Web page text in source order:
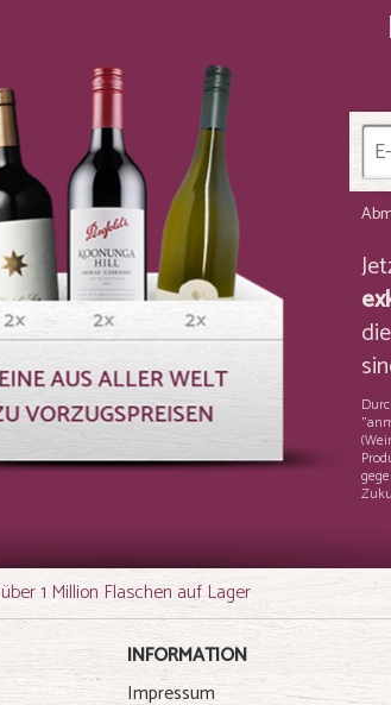
über 1 Million Flaschen auf Lager
INFORMATION
Impressum